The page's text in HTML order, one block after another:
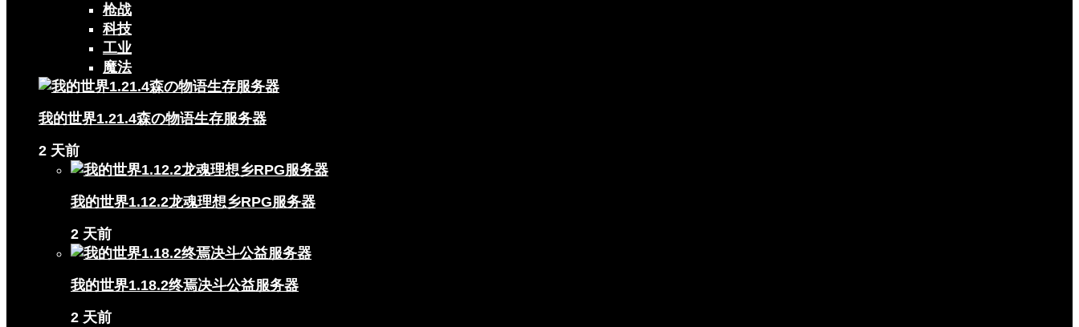
枪战
科技
工业
魔法
我的世界1.21.4森の物语生存服务器
2 天前
我的世界1.12.2龙魂理想乡RPG服务器
2 天前
我的世界1.18.2终焉决斗公益服务器
2 天前